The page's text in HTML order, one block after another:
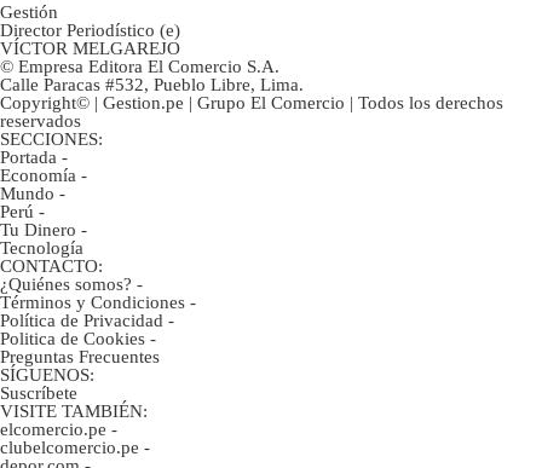
Gestión
Director Periodístico (e)
VÍCTOR MELGAREJO
© Empresa Editora El Comercio S.A.
Calle Paracas #532, Pueblo Libre, Lima.
Copyright© | Gestion.pe | Grupo El Comercio | Todos los derechos
reservados
SECCIONES:
Portada -
Economía -
Mundo -
Perú -
Tu Dinero -
Tecnología
CONTACTO:
¿Quiénes somos? -
Términos y Condiciones -
Política de Privacidad -
Politica de Cookies -
Preguntas Frecuentes
SÍGUENOS:
Suscríbete
VISITE TAMBIÉN:
elcomercio.pe -
clubelcomercio.pe -